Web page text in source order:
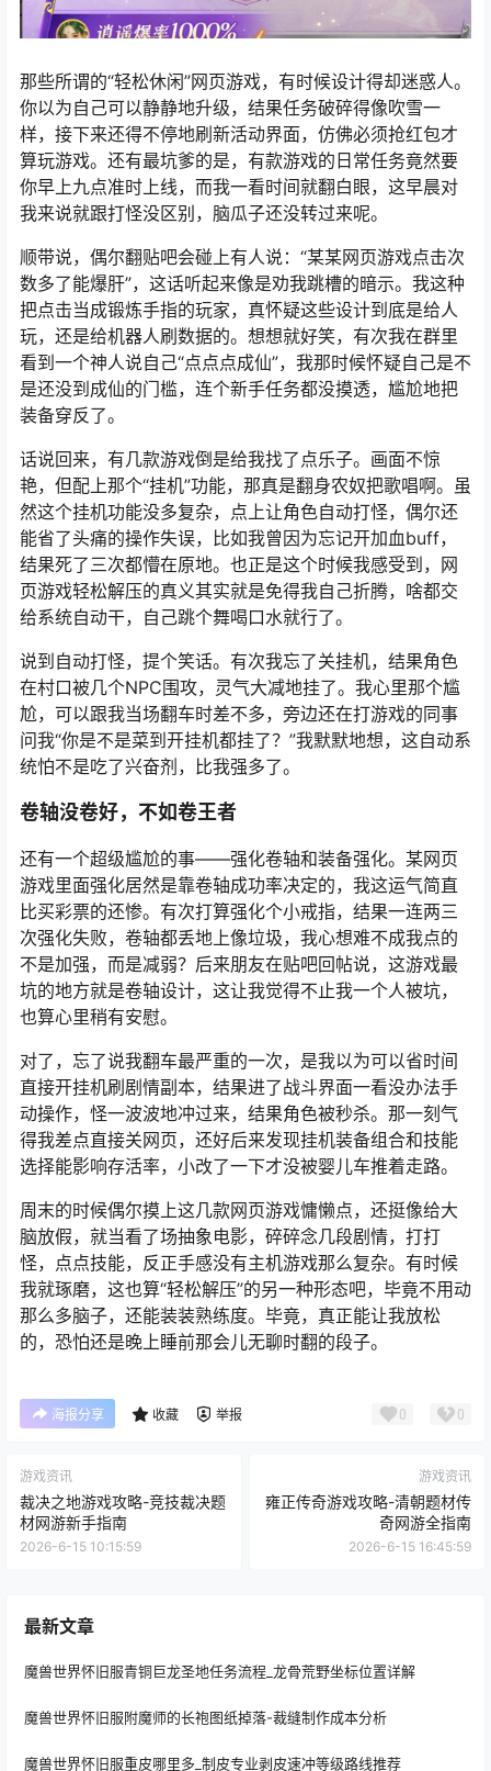
那些所谓的“轻松休闲”网页游戏，有时候设计得却迷惑人。
你以为自己可以静静地升级，结果任务破碎得像吹雪一
样，接下来还得不停地刷新活动界面，仿佛必须抢红包才
算玩游戏。还有最坑爹的是，有款游戏的日常任务竟然要
你早上九点准时上线，而我一看时间就翻白眼，这早晨对
我来说就跟打怪没区别，脑瓜子还没转过来呢。
顺带说，偶尔翻贴吧会碰上有人说：“某某网页游戏点击次
数多了能爆肝”，这话听起来像是劝我跳槽的暗示。我这种
把点击当成锻炼手指的玩家，真怀疑这些设计到底是给人
玩，还是给机器人刷数据的。想想就好笑，有次我在群里
看到一个神人说自己“点点点成仙”，我那时候怀疑自己是不
是还没到成仙的门槛，连个新手任务都没摸透，尴尬地把
装备穿反了。
话说回来，有几款游戏倒是给我找了点乐子。画面不惊
艳，但配上那个“挂机”功能，那真是翻身农奴把歌唱啊。虽
然这个挂机功能没多复杂，点上让角色自动打怪，偶尔还
能省了头痛的操作失误，比如我曾因为忘记开加血buff，
结果死了三次都懵在原地。也正是这个时候我感受到，网
页游戏轻松解压的真义其实就是免得我自己折腾，啥都交
给系统自动干，自己跳个舞喝口水就行了。
说到自动打怪，提个笑话。有次我忘了关挂机，结果角色
在村口被几个NPC围攻，灵气大减地挂了。我心里那个尴
尬，可以跟我当场翻车时差不多，旁边还在打游戏的同事
问我“你是不是菜到开挂机都挂了？”我默默地想，这自动系
统怕不是吃了兴奋剂，比我强多了。
卷轴没卷好，不如卷王者
还有一个超级尴尬的事——强化卷轴和装备强化。某网页
游戏里面强化居然是靠卷轴成功率决定的，我这运气简直
比买彩票的还惨。有次打算强化个小戒指，结果一连两三
次强化失败，卷轴都丢地上像垃圾，我心想难不成我点的
不是加强，而是减弱？后来朋友在贴吧回帖说，这游戏最
坑的地方就是卷轴设计，这让我觉得不止我一个人被坑，
也算心里稍有安慰。
对了，忘了说我翻车最严重的一次，是我以为可以省时间
直接开挂机刷剧情副本，结果进了战斗界面一看没办法手
动操作，怪一波波地冲过来，结果角色被秒杀。那一刻气
得我差点直接关网页，还好后来发现挂机装备组合和技能
选择能影响存活率，小改了一下才没被婴儿车推着走路。
周末的时候偶尔摸上这几款网页游戏慵懒点，还挺像给大
脑放假，就当看了场抽象电影，碎碎念几段剧情，打打
怪，点点技能，反正手感没有主机游戏那么复杂。有时候
我就琢磨，这也算“轻松解压”的另一种形态吧，毕竟不用动
那么多脑子，还能装装熟练度。毕竟，真正能让我放松
的，恐怕还是晚上睡前那会儿无聊时翻的段子。
海报分享 收藏 举报 0 0
游戏资讯
裁决之地游戏攻略-竞技裁决题
材网游新手指南
2026-6-15 10:15:59
游戏资讯
雍正传奇游戏攻略-清朝题材传
奇网游全指南
2026-6-15 16:45:59
最新文章
魔兽世界怀旧服青铜巨龙圣地任务流程_龙骨荒野坐标位置详解
魔兽世界怀旧服附魔师的长袍图纸掉落-裁缝制作成本分析
魔兽世界怀旧服重皮哪里多_制皮专业剥皮速冲等级路线推荐